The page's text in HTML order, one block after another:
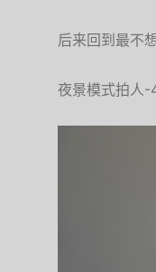
后来回到最不
夜景模式拍人-